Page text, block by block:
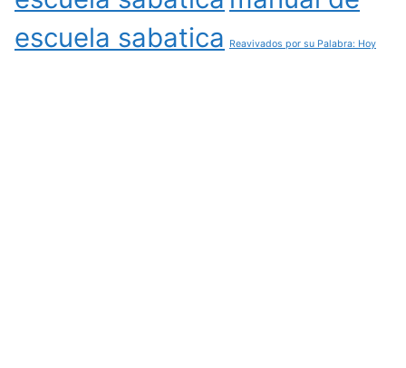
escuela sabatica
Reavivados por su Palabra: Hoy